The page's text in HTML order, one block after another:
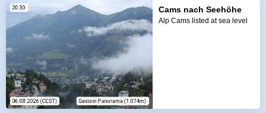
Cams nach Seehöhe
Alp Cams listed at sea level